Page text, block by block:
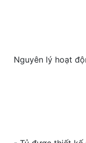
Nguyên lý hoạt